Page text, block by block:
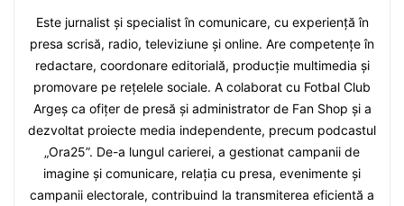
Este jurnalist și specialist în comunicare, cu experiență în
presa scrisă, radio, televiziune și online. Are competențe în
redactare, coordonare editorială, producție multimedia și
promovare pe rețelele sociale. A colaborat cu Fotbal Club
Argeș ca ofițer de presă și administrator de Fan Shop și a
dezvoltat proiecte media independente, precum podcastul
„Ora25”. De-a lungul carierei, a gestionat campanii de
imagine și comunicare, relația cu presa, evenimente și
campanii electorale, contribuind la transmiterea eficientă a